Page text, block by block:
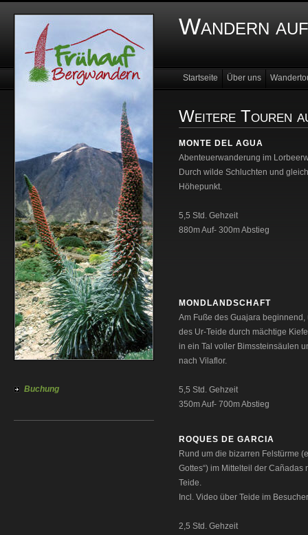
Wandern
Buchung
Startseite Über uns
Weitere Touren
MONTE DEL AGUA
Abenteuerwanderung im
Durch wilde Schluchten und
Höhepunkt.
5,5 Std. Gehzeit
880m Auf- 300m Abstieg
MONDLANDSCHAFT
Am Fuße des Guajara
des Ur-Teide durch mächtige
in ein Tal voller Bimssteinsäulen
nach Vilaflor.
5,5 Std. Gehzeit
350m Auf- 700m Abstieg
ROQUES DE GARCIA
Rund um die bizarren Felstürme
Gottes“) im Mittelteil der Cañadas
Teide.
Incl. Video über Teide im
2,5 Std. Gehzeit